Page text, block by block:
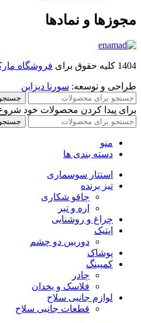
مجوزها و نمادها
1404 کلیه حقوق برای فروشگاه
طراحی و توسعه: سورنا دیزاین
برای پیدا کردن محصولات خود شروع
منو
دسته بندی ها
استتار سوسماری
تیز برنده
چاقو شکاری
اره و تبر
چراغ و روشنایی
اپتیک
دوربین دو چشم
پوشاک
کمپینگ
چادر
فلاسک و یخدان
لوازم جانبی سلاح
قطعات جانبی سلاح